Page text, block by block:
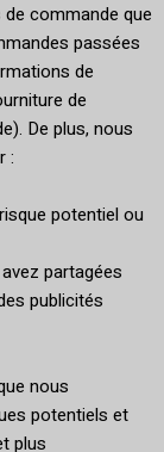
commande que
passées
de
de
De plus, nous
:
potentiel ou
partagées
publicités
nous
potentiels et
plus